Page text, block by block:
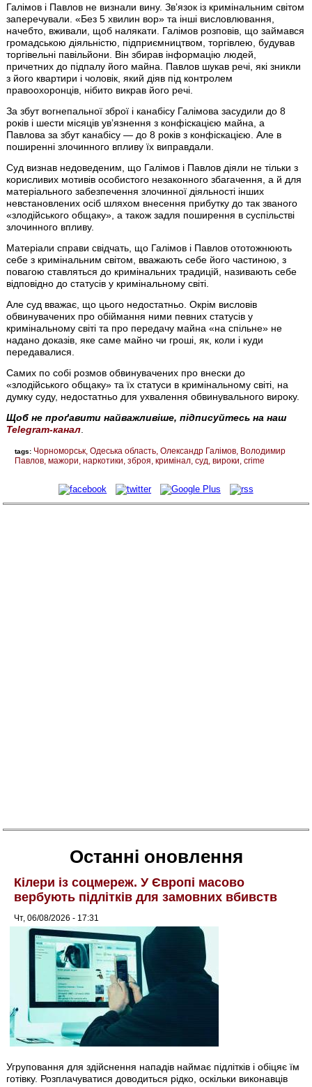
Галімов і Павлов не визнали вину. Звʼязок із кримінальним світом
заперечували. «Без 5 хвилин вор» та інші висловлювання,
начебто, вживали, щоб налякати. Галімов розповів, що займався
громадською діяльністю, підприємництвом, торгівлею, будував
торгівельні павільйони. Він збирав інформацію людей,
причетних до підпалу його майна. Павлов шукав речі, які зникли
з його квартири і чоловік, який діяв під контролем
правоохоронців, нібито викрав його речі.
За збут вогнепальної зброї і канабісу Галімова засудили до 8
років і шести місяців увʼязнення з конфіскацією майна, а
Павлова за збут канабісу — до 8 років з конфіскацією. Але в
поширенні злочинного впливу їх виправдали.
Суд визнав недоведеним, що Галімов і Павлов діяли не тільки з
корисливих мотивів особистого незаконного збагачення, а й для
матеріального забезпечення злочинної діяльності інших
невстановлених осіб шляхом внесення прибутку до так званого
«злодійського общаку», а також задля поширення в суспільстві
злочинного впливу.
Матеріали справи свідчать, що Галімов і Павлов ототожнюють
себе з кримінальним світом, вважають себе його частиною, з
повагою ставляться до кримінальних традицій, називають себе
відповідно до статусів у кримінальному світі.
Але суд вважає, що цього недостатньо. Окрім висловів
обвинувачених про обіймання ними певних статусів у
кримінальному світі та про передачу майна «на спільне» не
надано доказів, яке саме майно чи гроші, як, коли і куди
передавалися.
Самих по собі розмов обвинувачених про внески до
«злодійського общаку» та їх статуси в кримінальному світі, на
думку суду, недостатньо для ухвалення обвинувального вироку.
Щоб не проґавити найважливіше, підписуйтесь на наш
Telegram-канал
tags: Чорноморськ Одеська область Олександр Галімов Володимир
Павлов мажори наркотики зброя кримінал суд вироки crime
Останні оновлення
Кілери із соцмереж. У Європі масово
вербують підлітків для замовних вбивств
Чт, 06/08/2026 - 17:31
Угруповання для здійснення нападів наймає підлітків і обіцяє їм
готівку. Розплачуватися доводиться рідко, оскільки виконавців